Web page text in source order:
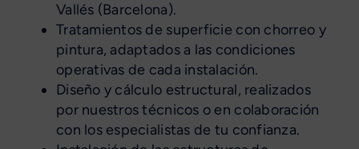
Vallés (Barcelona).
Tratamientos de superficie con chorreo y
pintura, adaptados a las condiciones
operativas de cada instalación.
Diseño y cálculo estructural, realizados
por nuestros técnicos o en colaboración
con los especialistas de tu confianza.